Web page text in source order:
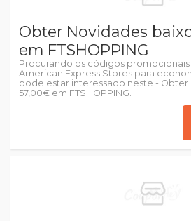
Obter Novidades
em FTSHOPPING
Procurando os códigos
American Express Stores para
pode estar interessado neste - Obter
57,00€ em FTSHOPPING.